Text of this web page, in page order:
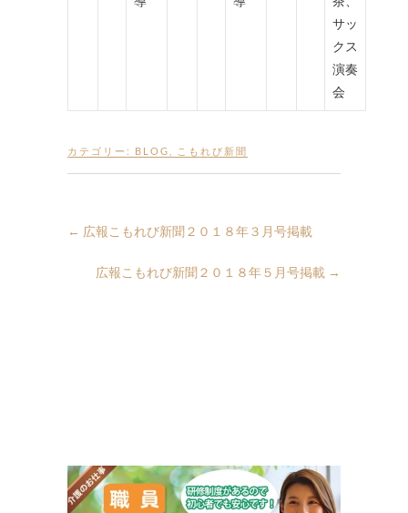
サッ
クス
演奏
会
カテゴリー: BLOG こもれび新聞
← 広報こもれび新聞２０１８年３月号掲載
広報こもれび新聞２０１８年５月号掲載 →